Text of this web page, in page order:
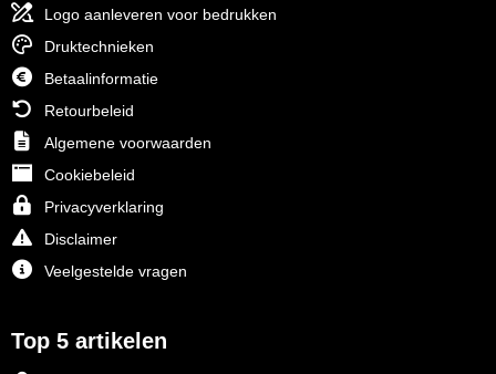
Logo aanleveren voor bedrukken
Druktechnieken
Betaalinformatie
Retourbeleid
Algemene voorwaarden
Cookiebeleid
Privacyverklaring
Disclaimer
Veelgestelde vragen
Top 5 artikelen